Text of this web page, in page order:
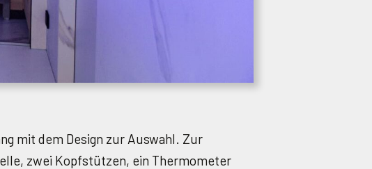
mit dem Design zur Auswahl. Zur
zwei Kopfstützen, ein Thermometer